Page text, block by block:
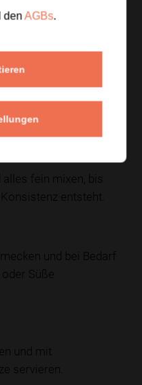
oder
Salz in einen Mixer
fein mixen, bis
entsteht.
und bei Bedarf
Süße
und mit
servieren.
denAGBs.